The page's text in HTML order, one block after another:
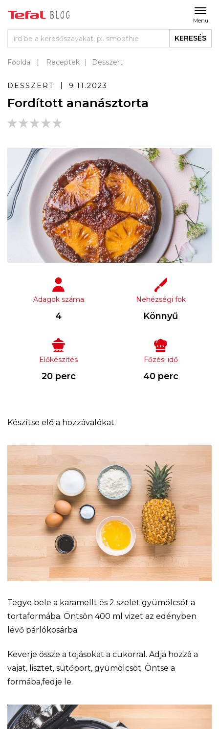
Menu
KERESÉS
Főoldal Receptek Desszert
DESSZERT 9.11.2023
Fordított ananásztorta
Adagok száma
4
Nehézségi fok
Könnyű
Előkészítés
20 perc
Főzési idő
40 perc
Készítse elő a hozzávalókat.
Tegye bele a karamellt és 2 szelet gyümölcsöt a
tortaformába. Öntsön 400 ml vizet az edényben
lévő párlókosárba.
Keverje össze a tojásokat a cukorral. Adja hozzá a
vajat, lisztet, sütőport, gyümölcsöt. Öntse a
formába,fedje le.